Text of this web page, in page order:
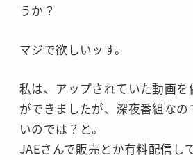
うか？
マジで欲しいッす。
私は、アップされていた動画を
ができましたが、深夜番組な
いのでは？と。
JAEさんで販売とか有料配信し